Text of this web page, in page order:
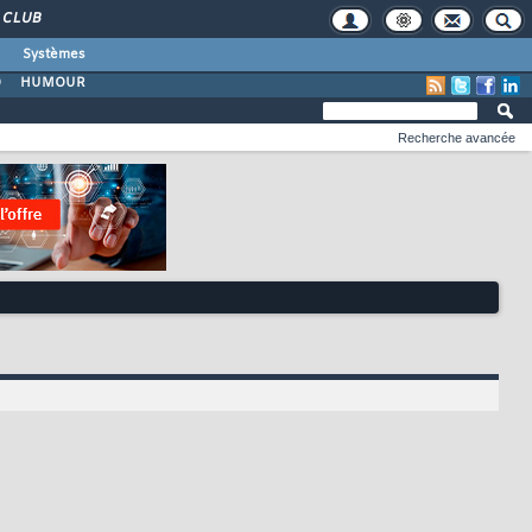
CLUB
Systèmes
HUMOUR
Recherche avancée